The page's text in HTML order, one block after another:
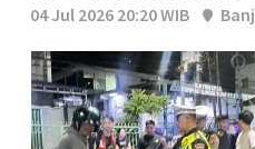
04 Jul 2026 20:20 WIB